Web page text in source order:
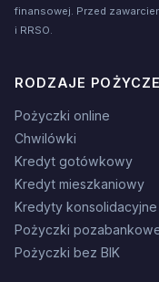
finansowej. Przed
i RRSO.
RODZAJE
Pożyczki online
Chwilówki
Kredyt gotówkowy
Kredyt mieszkaniowy
Kredyty konsolidacyjne
Pożyczki
Pożyczki bez BIK